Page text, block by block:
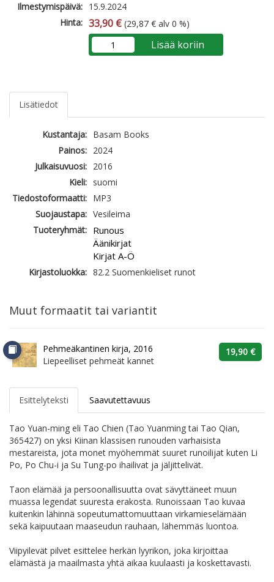
Ilmestymispäivä: 15.9.2024
Hinta: 33,90 € (29,87 € alv 0 %)
Lisää koriin
Lisätiedot
Kustantaja: Basam Books
Painos: 2024
Julkaisuvuosi: 2016
Kieli: suomi
Tiedostoformaatti: MP3
Suojaustapa: Vesileima
Tuoteryhmät: Runous
Äänikirjat
Kirjat A-Ö
Kirjastoluokka: 82.2 Suomenkieliset runot
Muut formaatit tai variantit
Pehmeäkantinen kirja, 2016
Liepeelliset pehmeät kannet
19,90 €
Esittelyteksti Saavutettavuus
Tao Yuan-ming eli Tao Chien (Tao Yuanming tai Tao Qian,
365427) on yksi Kiinan klassisen runouden varhaisista
mestareista, jota monet myöhemmät suuret runoilijat kuten Li
Po, Po Chu-i ja Su Tung-po ihailivat ja jäljittelivät.
Taon elämää ja persoonallisuutta ovat sävyttäneet muun
muassa legendat suuresta erakosta. Runoissaan Tao kuvaa
kuitenkin lähinnä sopeutumattomuuttaan virkamieselämään
sekä kaipuutaan maaseudun rauhaan, lähemmäs luontoa.
Viipyilevät pilvet esittelee herkän lyyrikon, joka kirjoittaa
elämästä ja maailmasta yhtä aikaa kuulaasti ja koskettavasti.